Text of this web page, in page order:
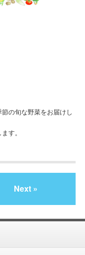
の旬な野菜をお届けし
す。
Next »